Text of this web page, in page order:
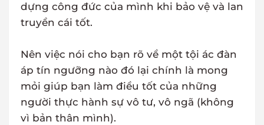
dựng công đức của mình khi bảo vệ và lan
truyền cái tốt.
Nên việc nói cho bạn rõ về một tội ác đàn
áp tín ngưỡng nào đó lại chính là mong
mỏi giúp bạn làm điều tốt của những
người thực hành sự vô tư, vô ngã (không
vì bản thân mình).